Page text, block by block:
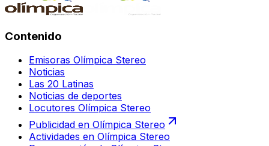
Contenido
Emisoras Olímpica Stereo
Noticias
Las 20 Latinas
Noticias de deportes
Locutores Olímpica Stereo
Publicidad en Olímpica Stereo
Actividades en Olímpica Stereo